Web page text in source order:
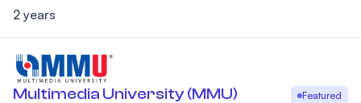
2 years
Multimedia University (MMU)
Featured